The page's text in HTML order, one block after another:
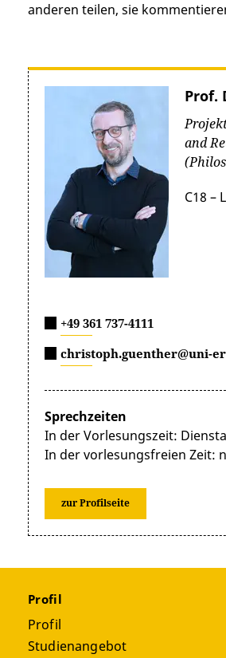
anderen teilen, sie
Prof.
and
C18 –
+49 361 737-4111
christoph.guenther@uni-
Sprechzeiten
In der Vorlesungszeit:
In der vorlesungsfreien Zeit:
zur Profilseite
Profil
Profil
Studienangebot